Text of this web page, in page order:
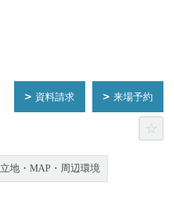
資料請求 来場予約
立地・MAP・周辺環境